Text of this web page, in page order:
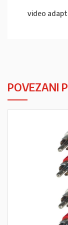
video
POVEZANI